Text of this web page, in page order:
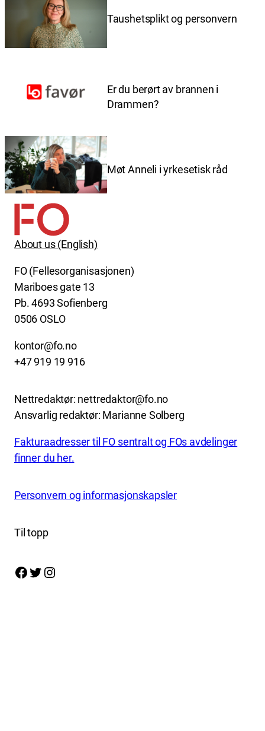
Taushetsplikt og personvern
Er du berørt av brannen i
Drammen?
Møt Anneli i yrkesetisk råd
About us (English)
FO (Fellesorganisasjonen)
Mariboes gate 13
Pb. 4693 Sofienberg
0506 OSLO
kontor@fo.no
+47 919 19 916
Nettredaktør: nettredaktor@fo.no
Ansvarlig redaktør: Marianne Solberg
Fakturaadresser til FO sentralt og FOs avdelinger
finner du her.
Personvern og informasjonskapsler
Til topp
Facebook Twitter Instagram